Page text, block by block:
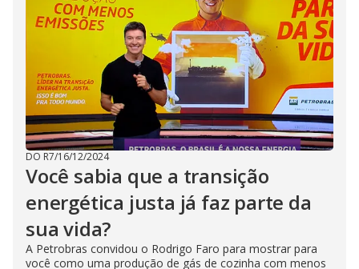
DO R7/16/12/2024
Você sabia que a transição
energética justa já faz parte da
sua vida?
A Petrobras convidou o Rodrigo Faro para mostrar para
você como uma produção de gás de cozinha com menos